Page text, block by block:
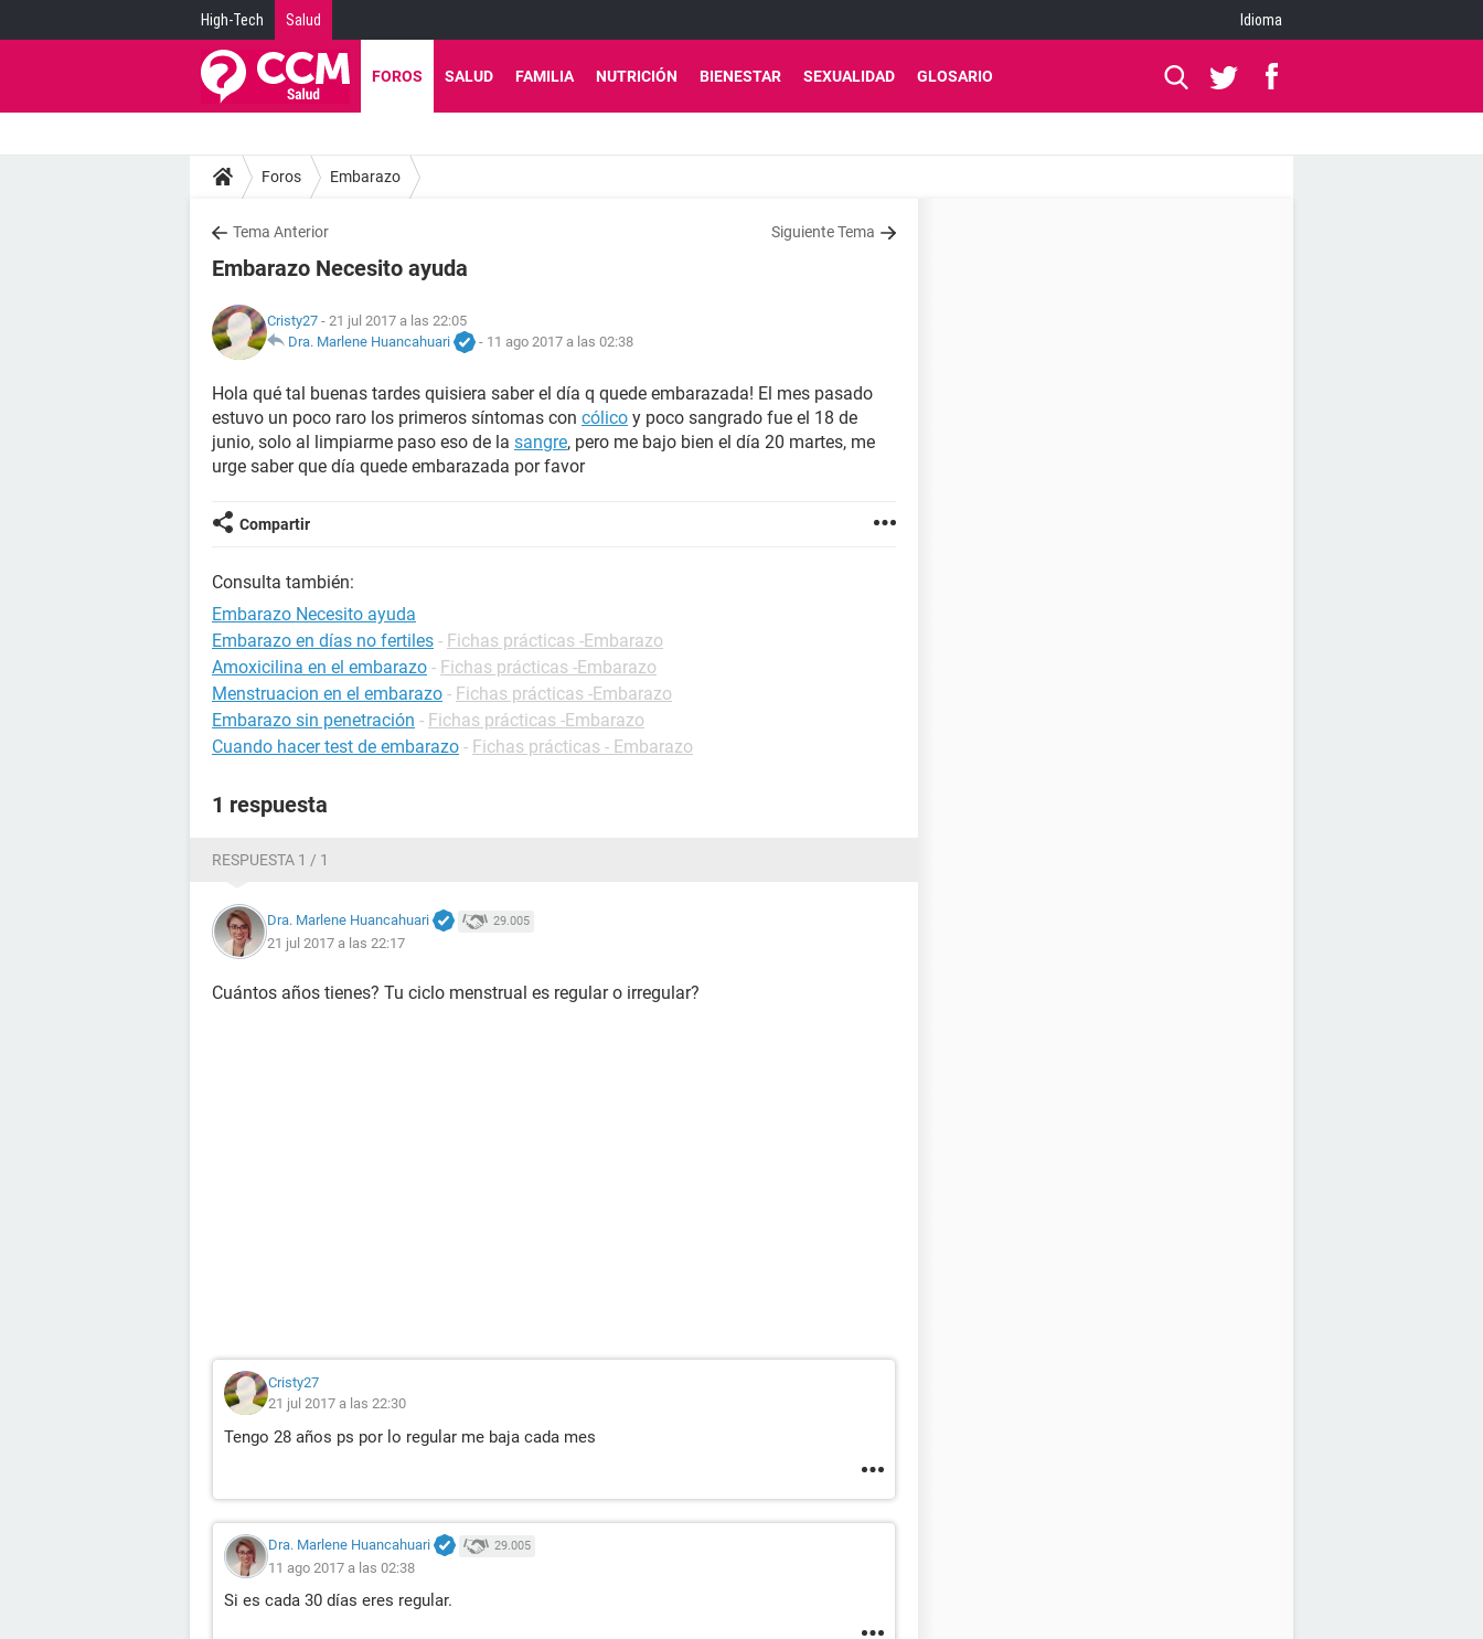
High-Tech Salud Idioma
FOROS SALUD FAMILIA NUTRICIÓN BIENESTAR SEXUALIDAD GLOSARIO
Foros Embarazo
Tema Anterior Siguiente Tema
Embarazo Necesito ayuda
Cristy27 - 21 jul 2017 a las 22:05
Dra. Marlene Huancahuari
- 11 ago 2017 a las 02:38
Hola qué tal buenas tardes quisiera saber el día q quede embarazada! El mes pasado
estuvo un poco raro los primeros síntomas con cólico y poco sangrado fue el 18 de
junio, solo al limpiarme paso eso de la sangre, pero me bajo bien el día 20 martes, me
urge saber que día quede embarazada por favor
Compartir
Consulta también:
Embarazo Necesito ayuda
Embarazo en días no fertiles - Fichas prácticas -Embarazo
Amoxicilina en el embarazo - Fichas prácticas -Embarazo
Menstruacion en el embarazo - Fichas prácticas -Embarazo
Embarazo sin penetración - Fichas prácticas -Embarazo
Cuando hacer test de embarazo - Fichas prácticas - Embarazo
1 respuesta
RESPUESTA 1 / 1
Dra. Marlene Huancahuari 29.005
21 jul 2017 a las 22:17
Cuántos años tienes? Tu ciclo menstrual es regular o irregular?
Cristy27
21 jul 2017 a las 22:30
Tengo 28 años ps por lo regular me baja cada mes
Dra. Marlene Huancahuari 29.005
11 ago 2017 a las 02:38
Si es cada 30 días eres regular.